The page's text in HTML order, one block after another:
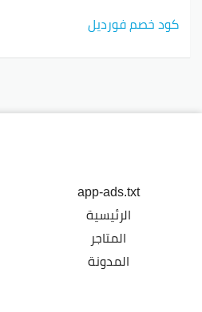
كود خصم فورديل
app-ads.txt
الرئيسية
المتاجر
المدونة